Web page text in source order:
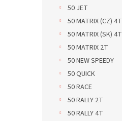
50 JET
50 MATRIX (CZ) 4T
50 MATRIX (SK) 4T
50 MATRIX 2T
50 NEW SPEEDY
50 QUICK
50 RACE
50 RALLY 2T
50 RALLY 4T